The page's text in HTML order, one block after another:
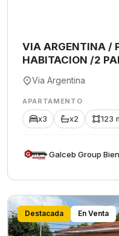
VIA ARGENTINA /
HABITACION /2
Via Argentina
APARTAMENTO
x3 x2 123
Destacada En Venta